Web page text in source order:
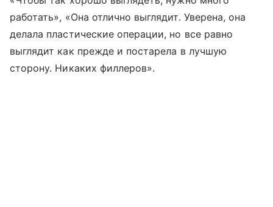
работать», «Она отлично выглядит. Уверена, она
делала пластические операции, но все равно
выглядит как прежде и постарела в лучшую
сторону. Никаких филлеров».